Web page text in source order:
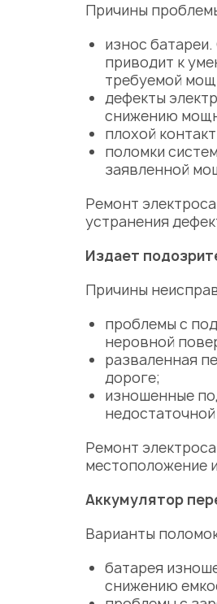
Причины
износ
приводит к
требуемой
дефекты
снижению
плохой
поломки
заявленной
Ремонт
устранения
Издает
Причины
проблемы с
неровной
разваленная
дороге;
изношенные
Ремонт
местоположение и
Аккумулятор
Варианты
батарея
снижению